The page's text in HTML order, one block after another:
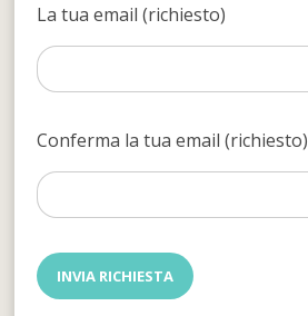
La tua email (richiesto)
Conferma la tua email (richiesto)